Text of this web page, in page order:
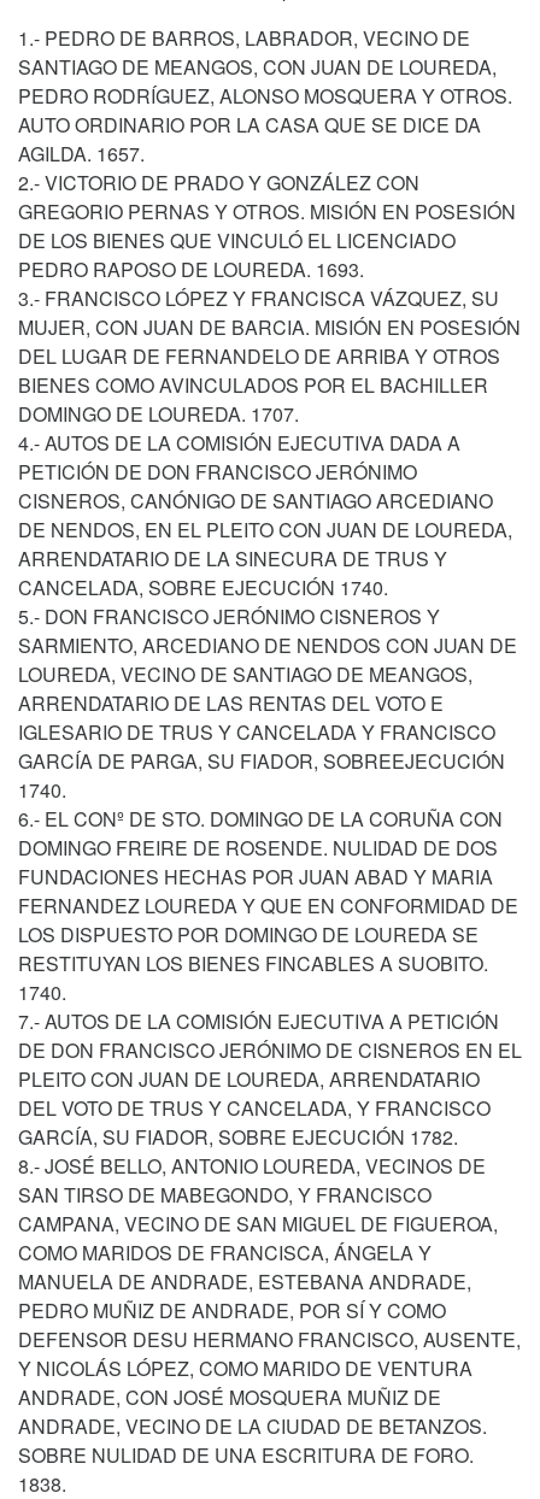
1.- PEDRO DE BARROS, LABRADOR, VECINO DE
SANTIAGO DE MEANGOS, CON JUAN DE LOUREDA,
PEDRO RODRÍGUEZ, ALONSO MOSQUERA Y OTROS.
AUTO ORDINARIO POR LA CASA QUE SE DICE DA
AGILDA. 1657.
2.- VICTORIO DE PRADO Y GONZÁLEZ CON
GREGORIO PERNAS Y OTROS. MISIÓN EN POSESIÓN
DE LOS BIENES QUE VINCULÓ EL LICENCIADO
PEDRO RAPOSO DE LOUREDA. 1693.
3.- FRANCISCO LÓPEZ Y FRANCISCA VÁZQUEZ, SU
MUJER, CON JUAN DE BARCIA. MISIÓN EN POSESIÓN
DEL LUGAR DE FERNANDELO DE ARRIBA Y OTROS
BIENES COMO AVINCULADOS POR EL BACHILLER
DOMINGO DE LOUREDA. 1707.
4.- AUTOS DE LA COMISIÓN EJECUTIVA DADA A
PETICIÓN DE DON FRANCISCO JERÓNIMO
CISNEROS, CANÓNIGO DE SANTIAGO ARCEDIANO
DE NENDOS, EN EL PLEITO CON JUAN DE LOUREDA,
ARRENDATARIO DE LA SINECURA DE TRUS Y
CANCELADA, SOBRE EJECUCIÓN 1740.
5.- DON FRANCISCO JERÓNIMO CISNEROS Y
SARMIENTO, ARCEDIANO DE NENDOS CON JUAN DE
LOUREDA, VECINO DE SANTIAGO DE MEANGOS,
ARRENDATARIO DE LAS RENTAS DEL VOTO E
IGLESARIO DE TRUS Y CANCELADA Y FRANCISCO
GARCÍA DE PARGA, SU FIADOR, SOBREEJECUCIÓN
1740.
6.- EL CONº DE STO. DOMINGO DE LA CORUÑA CON
DOMINGO FREIRE DE ROSENDE. NULIDAD DE DOS
FUNDACIONES HECHAS POR JUAN ABAD Y MARIA
FERNANDEZ LOUREDA Y QUE EN CONFORMIDAD DE
LOS DISPUESTO POR DOMINGO DE LOUREDA SE
RESTITUYAN LOS BIENES FINCABLES A SUOBITO.
1740.
7.- AUTOS DE LA COMISIÓN EJECUTIVA A PETICIÓN
DE DON FRANCISCO JERÓNIMO DE CISNEROS EN EL
PLEITO CON JUAN DE LOUREDA, ARRENDATARIO
DEL VOTO DE TRUS Y CANCELADA, Y FRANCISCO
GARCÍA, SU FIADOR, SOBRE EJECUCIÓN 1782.
8.- JOSÉ BELLO, ANTONIO LOUREDA, VECINOS DE
SAN TIRSO DE MABEGONDO, Y FRANCISCO
CAMPANA, VECINO DE SAN MIGUEL DE FIGUEROA,
COMO MARIDOS DE FRANCISCA, ÁNGELA Y
MANUELA DE ANDRADE, ESTEBANA ANDRADE,
PEDRO MUÑIZ DE ANDRADE, POR SÍ Y COMO
DEFENSOR DESU HERMANO FRANCISCO, AUSENTE,
Y NICOLÁS LÓPEZ, COMO MARIDO DE VENTURA
ANDRADE, CON JOSÉ MOSQUERA MUÑIZ DE
ANDRADE, VECINO DE LA CIUDAD DE BETANZOS.
SOBRE NULIDAD DE UNA ESCRITURA DE FORO.
1838.